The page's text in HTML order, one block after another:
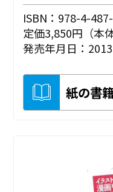
ISBN：978-4-
定価3,850円（本
発売年月日：
紙の書